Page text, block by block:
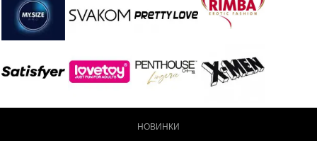
НОВИНКИ